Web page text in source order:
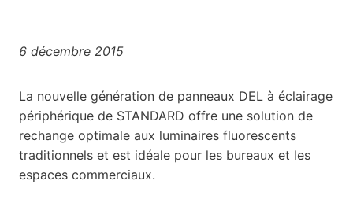
6 décembre 2015
La nouvelle génération de panneaux DEL à éclairage
périphérique de STANDARD offre une solution de
rechange optimale aux luminaires fluorescents
traditionnels et est idéale pour les bureaux et les
espaces commerciaux.